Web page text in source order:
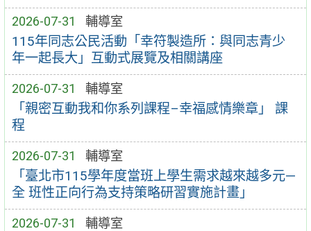
2026-07-31 輔導室
115年同志公民活動「幸符製造所：與同志青少
年一起長大」互動式展覽及相關講座
2026-07-31 輔導室
「親密互動我和你系列課程–幸福感情樂章」 課
程
2026-07-31 輔導室
「臺北市115學年度當班上學生需求越來越多元—
全 班性正向行為支持策略研習實施計畫」
2026-07-31 輔導室